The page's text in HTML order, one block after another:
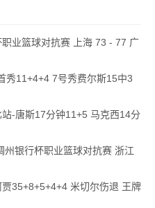
业篮球对抗赛 上海 73 - 77 广
秀11+4+4 7号秀费尔斯15中3
-唐斯17分钟11+5 马克西14分
银行杯职业篮球对抗赛 浙江
35+8+5+4+4 米切尔伤退 王牌